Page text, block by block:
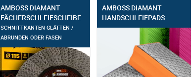
AMBOSS DIAMANT
FÄCHERSCHLEIFSCHEIBE
SCHNITTKANTEN GLÄTTEN /
ABRUNDEN ODER FASEN
AMBOSS DIAMANT
HANDSCHLEIFPADS